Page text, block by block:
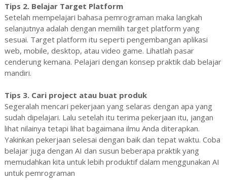
Tips 2. Belajar Target Platform
Setelah mempelajari bahasa pemrograman maka langkah
selanjutnya adalah dengan memilih target platform yang
sesuai. Target platform itu seperti pengembangan aplikasi
web, mobile, desktop, atau video game. Lihatlah pasar
cenderung kemana. Pelajari dengan konsep praktik dab belajar
mandiri.
Tips 3. Cari project atau buat produk
Segeralah mencari pekerjaan yang selaras dengan apa yang
sudah dipelajari. Lalu setelah itu terima pekerjaan itu, jangan
lihat nilainya tetapi lihat bagaimana ilmu Anda diterapkan.
Yakinkan pekerjaan selesai dengan baik dan tepat waktu. Coba
belajar juga dengan AI dan susun beberapa praktik yang
memudahkan kita untuk lebih produktif dalam menggunakan AI
untuk pemrograman